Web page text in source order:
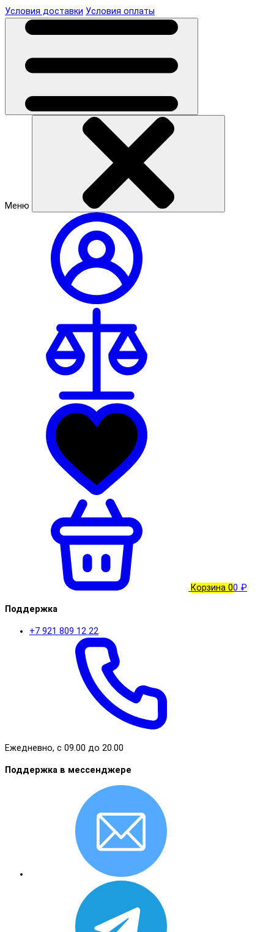
Условия доставки Условия оплаты
Меню
Корзина 00 ₽
Поддержка
+7 921 809 12 22
Ежедневно, с 09.00 до 20.00
Поддержка в мессенджере